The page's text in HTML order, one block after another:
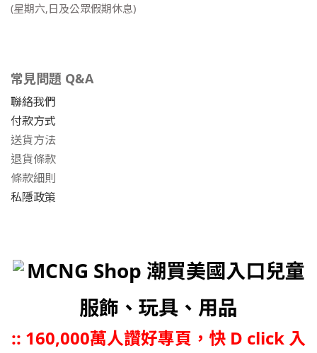
(星期六,日及公眾假期休息)
常見問題 Q&A
聯絡我們
付款方式
送貨方法
退貨條款
條款細則
私隱政策
MCNG Shop 潮買美國入口兒童
服飾、玩具、用品
:: 160,000萬人讚好專頁，快 D click 入